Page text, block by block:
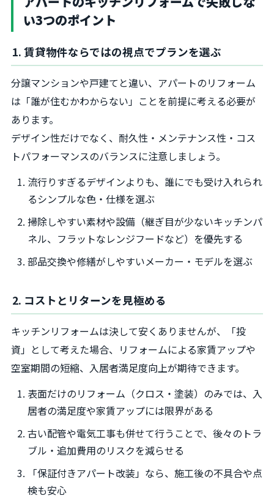
い3つのポイント
1. 賃貸物件ならではの視点でプランを選ぶ
分譲マンションや戸建てと違い、アパートのリフォーム
は「誰が住むかわからない」ことを前提に考える必要が
あります。
デザイン性だけでなく、耐久性・メンテナンス性・コス
トパフォーマンスのバランスに注意しましょう。
流行りすぎるデザインよりも、誰にでも受け入れられ
るシンプルな色・仕様を選ぶ
掃除しやすい素材や設備（継ぎ目が少ないキッチンパ
ネル、フラットなレンジフードなど）を優先する
部品交換や修繕がしやすいメーカー・モデルを選ぶ
2. コストとリターンを見極める
キッチンリフォームは決して安くありませんが、「投
資」として考えた場合、リフォームによる家賃アップや
空室期間の短縮、入居者満足度向上が期待できます。
表面だけのリフォーム（クロス・塗装）のみでは、入
居者の満足度や家賃アップには限界がある
古い配管や電気工事も併せて行うことで、後々のトラ
ブル・追加費用のリスクを減らせる
「保証付きアパート改装」なら、施工後の不具合や点
検も安心